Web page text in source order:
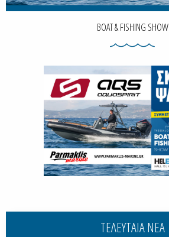
BOAT & FISHING SHOW
ΤΕΛΕΥΤΑΙΑ ΝΕΑ